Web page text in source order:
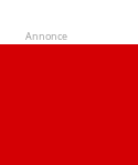
Annonce